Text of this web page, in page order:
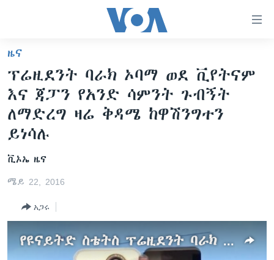
ማገናኛዎች
ዋናው
ይዘት
እለፍ
ዋናው
ይዘት
ወደ
ይዘት
እለፍ
ኢትዮጵያ
አፍሪካ
ዓለምአቀፍ
ኑሮ በጤንነት
ጋቢና ቪኦኤ
ከምሽቱ ሦስት ሰዓት የአማርኛ ዜና
ቪዲዮ
ዜና
ፕሬዚደንት ባራክ ኦባማ ወደ ቪየትናም
እና ጃፓን የአንድ ሳምንት ጉብኝት
ለማድረግ ዛሬ ቅዳሜ ከዋሽንግተን
ይነሳሉ
ቪኦኤ ዜና
ሜይ 22, 2016
አጋሩ
የዩናይትድ ስቴትስ ፕሬዚደንት ባራክ ኦባማ በቅርቡ የጃፓኑዋን ሂሮሺማ ከተማ ይጎበኛሉ